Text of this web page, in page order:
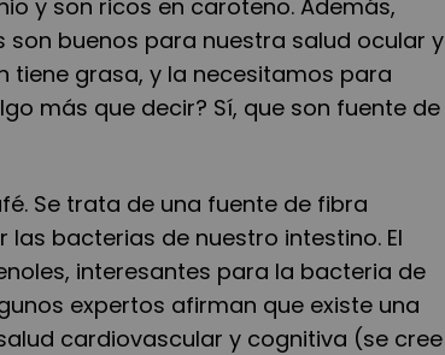
y son ricos en caroteno. Además,
buenos para nuestra salud ocular y
tiene grasa, y la necesitamos para
más que decir? Sí, que son fuente de
Se trata de una fuente de fibra
bacterias de nuestro intestino. El
interesantes para la bacteria de
expertos afirman que existe una
cardiovascular y cognitiva (se cree